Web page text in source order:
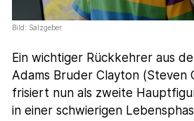
Bild: Salzgeber
Ein wichtiger Rückkehrer aus
Adams Bruder Clayton (Steven
frisiert nun als zweite
in einer schwierigen